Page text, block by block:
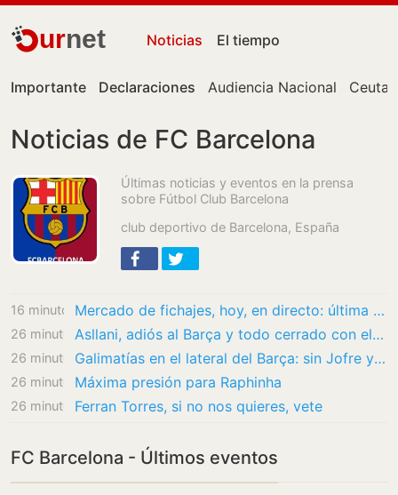
urnet Noticias El tiempo
Importante Declaraciones Audiencia Nacional Ceuta
Noticias de FC Barcelona
Últimas noticias y eventos en la prensa
sobre Fútbol Club Barcelona
club deportivo de Barcelona, España
16 minutos Mercado de fichajes, hoy, en directo: última hora de FC Barcelona, Real Madrid y todas las…
26 minutos Asllani, adiós al Barça y todo cerrado con el Leipzig por 30 millones
26 minutos Galimatías en el lateral del Barça: sin Jofre y con Balde renqueante
26 minutosMáxima presión para Raphinha
26 minutosFerran Torres, si no nos quieres, vete
FC Barcelona - Últimos eventos